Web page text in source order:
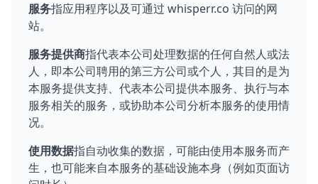
服务指应用程序以及可通过 whisperr.co 访问的网
站。
服务提供商指代表本公司处理数据的任何自然人或法
人，即本公司聘用的第三方公司或个人，其目的是为
本服务提供支持、代表本公司提供本服务、执行与本
服务相关的服务，或协助本公司分析本服务的使用情
况。
使用数据指自动收集的数据，可能由使用本服务而产
生，也可能来自本服务的基础设施本身（例如页面访